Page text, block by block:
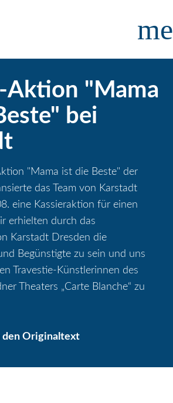
Aktion "Mama
bei
"Mama ist die Beste" der
das Team von Karstadt
eine Kassieraktion für einen
erhielten durch das
Karstadt Dresden die
Begünstigte zu sein und uns
Travestie-Künstlerinnen des
Theaters „Carte Blanche“ zu
den Originaltext